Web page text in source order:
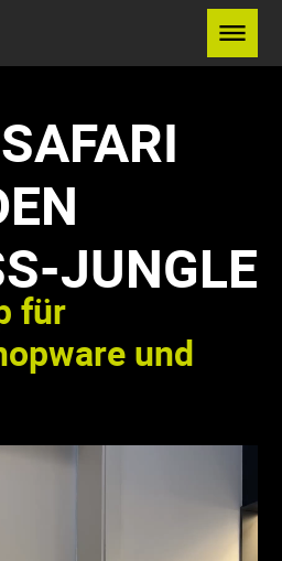
JUNGLE
für
und